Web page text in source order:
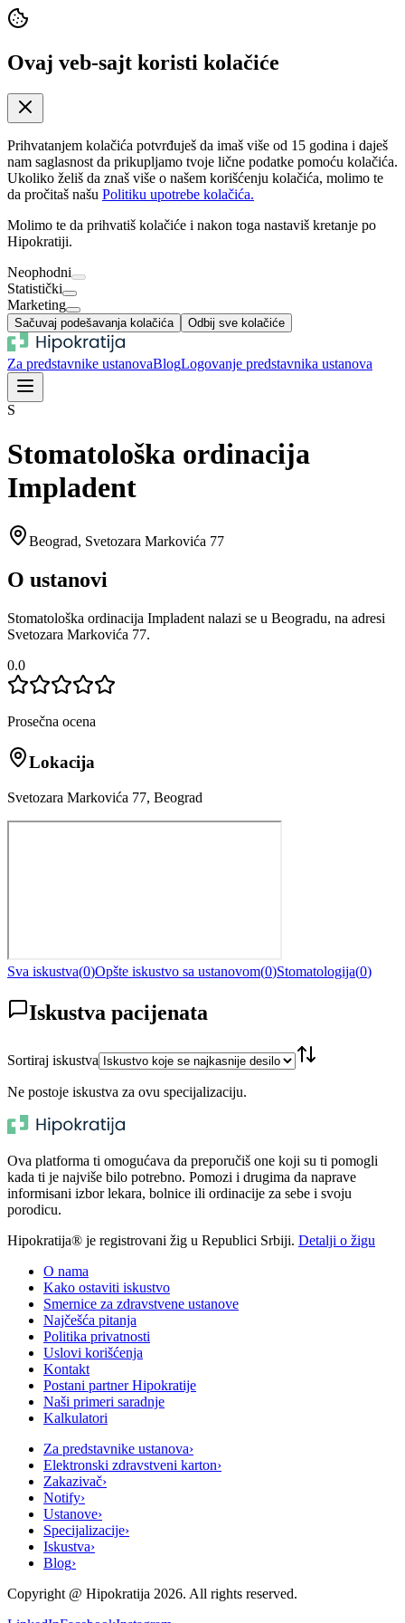
Ovaj veb-sajt koristi kolačiće
Prihvatanjem kolačića potvrđuješ da imaš više od 15 godina i daješ
nam saglasnost da prikupljamo tvoje lične podatke pomoću kolačića.
Ukoliko želiš da znaš više o našem korišćenju kolačića, molimo te
da pročitaš našu Politiku upotrebe kolačića.
Molimo te da prihvatiš kolačiće i nakon toga nastaviš kretanje po
Hipokratiji.
Neophodni
Statistički
Marketing
Sačuvaj podešavanja kolačića Odbij sve kolačiće
Za predstavnike ustanovaBlogLogovanje predstavnika ustanova
S
Stomatološka ordinacija
Impladent
Beograd, Svetozara Markovića 77
O ustanovi
Stomatološka ordinacija Impladent nalazi se u Beogradu, na adresi
Svetozara Markovića 77.
0.0
Prosečna ocena
Lokacija
Svetozara Markovića 77, Beograd
Sva iskustva(0)Opšte iskustvo sa ustanovom(0)Stomatologija(0)
Iskustva pacijenata
Sortiraj iskustva
Ne postoje iskustva za ovu specijalizaciju.
Ova platforma ti omogućava da preporučiš one koji su ti pomogli
kada ti je najviše bilo potrebno. Pomozi i drugima da naprave
informisani izbor lekara, bolnice ili ordinacije za sebe i svoju
porodicu.
Hipokratija® je registrovani žig u Republici Srbiji. Detalji o žigu
O nama
Kako ostaviti iskustvo
Smernice za zdravstvene ustanove
Najčešća pitanja
Politika privatnosti
Uslovi korišćenja
Kontakt
Postani partner Hipokratije
Naši primeri saradnje
Kalkulatori
Za predstavnike ustanova›
Elektronski zdravstveni karton›
Zakazivač›
Notify›
Ustanove›
Specijalizacije›
Iskustva›
Blog›
Copyright @ Hipokratija 2026. All rights reserved.